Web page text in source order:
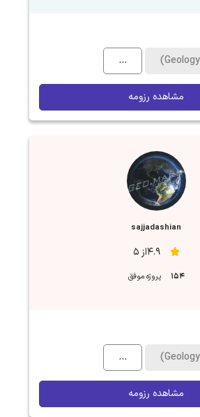
...
مشاهده رزومه
sajjadashian
4.9از 5
154 پروژه موفق
...
مشاهده رزومه